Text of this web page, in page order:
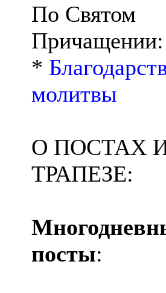
По Святом
Причащении:
*
молитвы
О ПОСТАХ
ТРАПЕЗЕ:
посты: